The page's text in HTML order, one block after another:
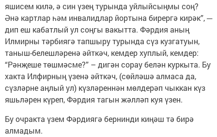
яшисем килә, ә син үзең турында уйлыйсыңмы соң?
Әнә картлар һәм инвалидлар йортына бирергә кирәк”, ─
дип еш кабатлый ул соңгы вакытта. Фәрдия аның
Илмирны тәрбиягә тапшыру турында сүз кузгатуын,
таныш-белешләренә әйткәч, кемдер хуплый, кемдер:
“Рәнҗеше төшмәсме?” – дигән сорау белән куркыта. Бу
хакта Илфирның үзенә әйткәч, (сөйләшә алмаса да,
сүзләрне аңлый ул) күзләреннән мөлдерәп чыккан күз
яшьләрен күреп, Фәрдия тагын жәлләп куя үзен.
Бу очракта үзем Фәрдиягә бернинди киңәш тә бирә
алмадым.